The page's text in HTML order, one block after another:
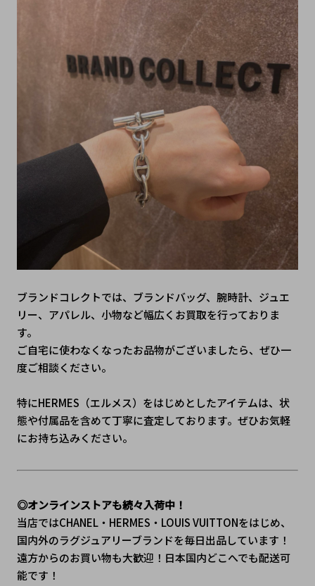
ブランドコレクトでは、ブランドバッグ、腕時計、ジュエ
リー、アパレル、小物など幅広くお買取を行っておりま
す。
ご自宅に使わなくなったお品物がございましたら、ぜひ一
度ご相談ください。
特にHERMES（エルメス）をはじめとしたアイテムは、状
態や付属品を含めて丁寧に査定しております。ぜひお気軽
にお持ち込みください。
◎オンラインストアも続々入荷中！
当店ではCHANEL・HERMES・LOUIS VUITTONをはじめ、
国内外のラグジュアリーブランドを毎日出品しています！
遠方からのお買い物も大歓迎！日本国内どこへでも配送可
能です！